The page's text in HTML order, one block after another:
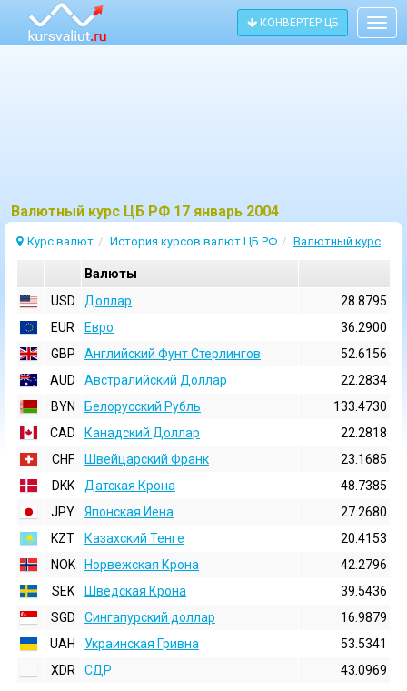
КОНВЕРТЕР ЦБ
Bалютный курс ЦБ РФ 17 январь 2004
Курс валют История курсов валют ЦБ РФ Валютный курс 17 Январь 2004
Валюты
USD
Доллар
28.8795
EUR
Евро
36.2900
GBP
Английский Фунт Стерлингов
52.6156
AUD
Австралийский Доллар
22.2834
BYN
Белорусский Рубль
133.4730
CAD
Канадский Доллар
22.2818
CHF
Швейцарский Франк
23.1685
DKK
Датская Крона
48.7385
JPY
Японская Иена
27.2680
KZT
Казахский Тенге
20.4153
NOK
Норвежская Крона
42.2796
SEK
Шведская Крона
39.5436
SGD
Сингапурский доллар
16.9879
UAH
Украинская Гривна
53.5341
XDR
СДР 43.0969